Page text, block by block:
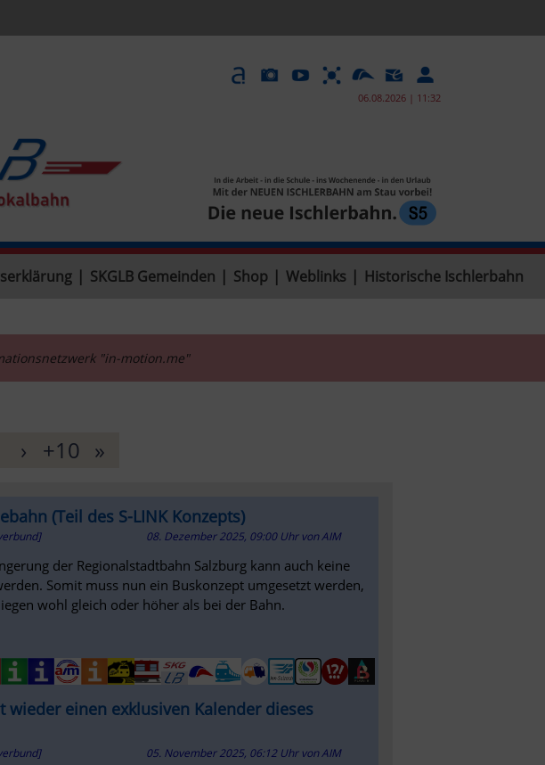
06.08.2026 | 11:32
SKGLB Gemeinden Shop Weblinks Historische Ischlerbahn
"in-motion.me"
› +10 »
(Teil des S-LINK Konzepts)
08. Dezember 2025, 09:00 Uhr vonAIM
der Regionalstadtbahn Salzburg kann auch keine
Somit muss nun ein Buskonzept umgesetzt werden,
wohl gleich oder höher als bei der Bahn.
wieder einen exklusiven Kalender dieses
05. November 2025, 06:12 Uhr vonAIM